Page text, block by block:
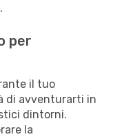
per
il tuo
di avventurarti in
dintorni.
la